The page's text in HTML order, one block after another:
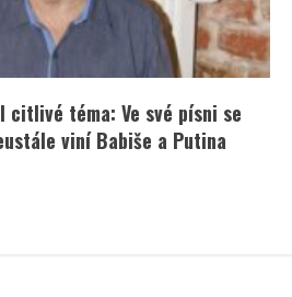
citlivé téma: Ve své písni se
viní Babiše a Putina